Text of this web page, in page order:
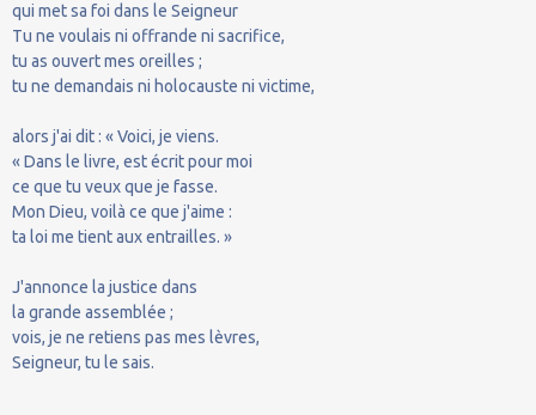
qui met sa foi dans le Seigneur
Tu ne voulais ni offrande ni sacrifice,
tu as ouvert mes oreilles ;
tu ne demandais ni holocauste ni victime,
alors j'ai dit : « Voici, je viens.
« Dans le livre, est écrit pour moi
ce que tu veux que je fasse.
Mon Dieu, voilà ce que j'aime :
ta loi me tient aux entrailles. »
J'annonce la justice dans
la grande assemblée ;
vois, je ne retiens pas mes lèvres,
Seigneur, tu le sais.